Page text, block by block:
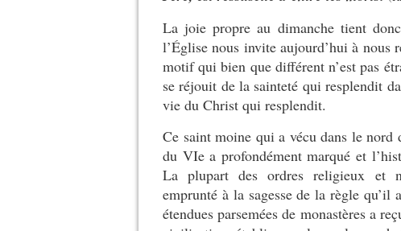
La joie propre au dimanche tient
l’Église nous invite aujourd’hui à nous
motif qui bien que différent n’est pas
se réjouit de la sainteté qui resplendit
vie du Christ qui resplendit.
Ce saint moine qui a vécu dans le
du VIea profondément marqué et
La plupart des ordres religieux et
emprunté à la sagesse de la règle qu’il
étendues parsemées de monastères a